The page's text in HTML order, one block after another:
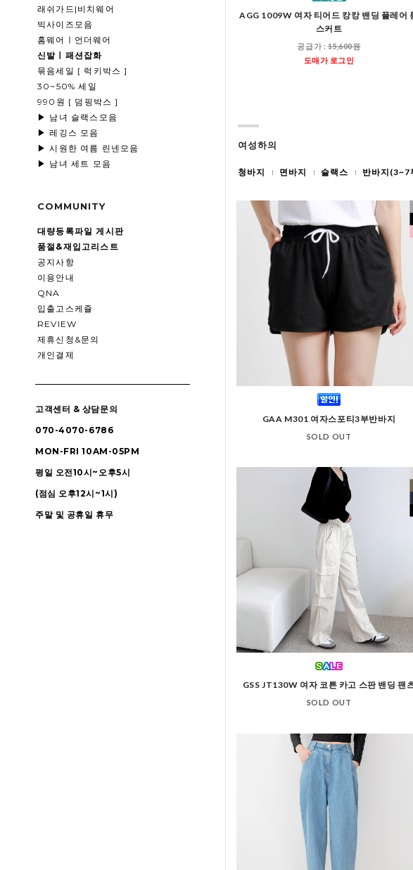
래쉬가드|비치웨어
빅사이즈모음
홈웨어ㅣ언더웨어
신발ㅣ패션잡화
묶음세일 [ 럭키박스 ]
30~50% 세일
990원 [ 덤핑박스 ]
▶ 남녀 슬랙스모음
▶ 레깅스 모음
▶ 시원한 여름 린넨모음
▶ 남녀 세트 모음
COMMUNITY
대량등록파일 게시판
품절&재입고리스트
공지사항
이용안내
QNA
입출고스케쥴
REVIEW
제휴신청&문의
개인결제
고객센터 & 상담문의
070-4070-6786
MON-FRI 10AM-05PM
평일 오전10시~오후5시
(점심 오후12시~1시)
주말 및 공휴일 휴무
AGG 1009W 여자 티어드 캉캉 밴딩 플레어
스커트
공급가 :15,600원
도매가 로그인
여성하의
청바지 면바지 슬랙스 반바지(3~7
GAA M301 여자스포티3부반바지
SOLD OUT
GSS JT130W 여자 코튼 카고 스판 밴딩 팬
SOLD OUT